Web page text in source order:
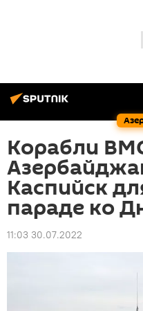
Корабли
Каспийск
параде ко
11:03 30.07.2022